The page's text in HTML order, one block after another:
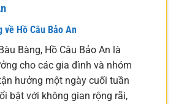
về Hồ Câu Bảo An
Bàng, Hồ Câu Bảo An là
cho các gia đình và nhóm
hưởng một ngày cuối tuần
bật với không gian rộng rãi,